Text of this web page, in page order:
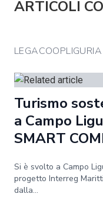
ARTICOLI
LEGACOOPLIGURIA
Turismo
a Campo
SMART
Si è svolto a Campo
progetto Interreg
dalla...